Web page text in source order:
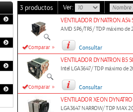
3 productos Ver:
Comparar »
VENTILADOR DYNATRON A54
AMD SP6/TR5/ TDP máximo
Consultar
Comparar »
VENTILADOR DYNATRON B5
Intel LGA3647/ TDP máximo de
Consultar
VENTILADOR XEON
LGA3647 NARROW/ TDP MAX